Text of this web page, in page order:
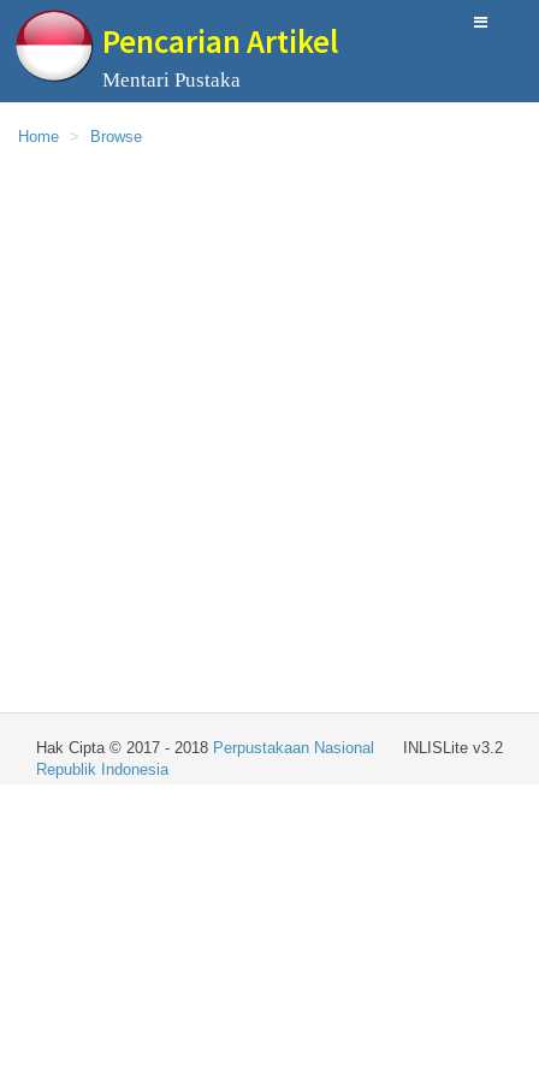
Pencarian Artikel
Mentari Pustaka
Home Browse
INLISLite v3.2
Hak Cipta © 2017 - 2018 Perpustakaan Nasional
Republik Indonesia